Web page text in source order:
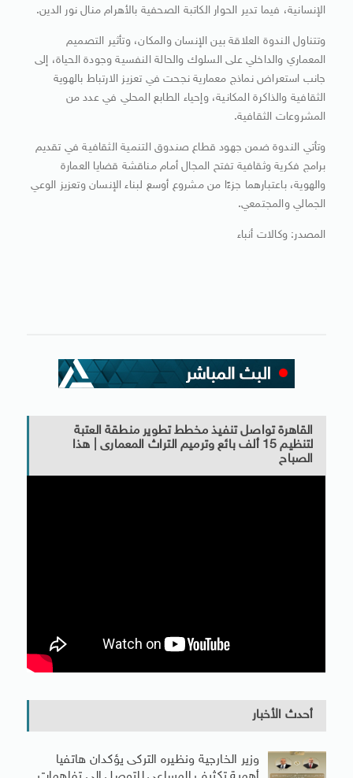
الإنسانية، فيما تدير الحوار الكاتبة الصحفية بالأهرام منال نور الدين.
وتتناول الندوة العلاقة بين الإنسان والمكان، وتأثير التصميم
المعماري والداخلي على السلوك والحالة النفسية وجودة الحياة، إلى
جانب استعراض نماذج معمارية نجحت في تعزيز الارتباط بالهوية
الثقافية والذاكرة المكانية، وإحياء الطابع المحلي في عدد من
المشروعات الثقافية.
وتأتي الندوة ضمن جهود قطاع صندوق التنمية الثقافية في تقديم
برامج فكرية وثقافية تفتح المجال أمام مناقشة قضايا العمارة
والهوية، باعتبارهما جزءًا من مشروع أوسع لبناء الإنسان وتعزيز الوعي
الجمالي والمجتمعي.
المصدر: وكالات أنباء
القاهرة تواصل تنفيذ مخطط تطوير منطقة العتبة
لتنظيم 15 ألف بائع وترميم التراث المعمارى | هذا
الصباح
أحدث الأخبار
وزير الخارجية ونظيره التركى يؤكدان هاتفيا